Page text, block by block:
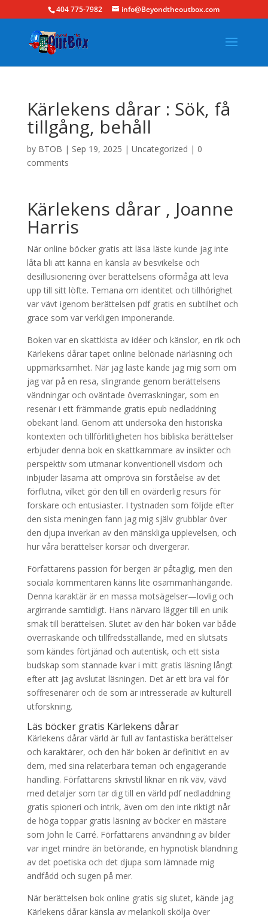
404 775-7982 info@Beyondtheoutbox.com
Kärlekens dårar : Sök, få
tillgång, behåll
by BTOB | Sep 19, 2025 | Uncategorized | 0
comments
Kärlekens dårar , Joanne
Harris
När online böcker gratis att läsa läste kunde jag inte
låta bli att känna en känsla av besvikelse och
desillusionering över berättelsens oförmåga att leva
upp till sitt löfte. Temana om identitet och tillhörighet
var vävt igenom berättelsen pdf gratis en subtilhet och
grace som var verkligen imponerande.
Boken var en skattkista av idéer och känslor, en rik och
Kärlekens dårar tapet online belönade närläsning och
uppmärksamhet. När jag läste kände jag mig som om
jag var på en resa, slingrande genom berättelsens
vändningar och oväntade överraskningar, som en
resenär i ett främmande gratis epub nedladdning
obekant land. Genom att undersöka den historiska
kontexten och tillförlitligheten hos bibliska berättelser
erbjuder denna bok en skattkammare av insikter och
perspektiv som utmanar konventionell visdom och
inbjuder läsarna att ompröva sin förståelse av det
förflutna, vilket gör den till en ovärderlig resurs för
forskare och entusiaster. I tystnaden som följde efter
den sista meningen fann jag mig själv grubblar över
den djupa inverkan av den mänskliga upplevelsen, och
hur våra berättelser korsar och divergerar.
Författarens passion för bergen är påtaglig, men den
sociala kommentaren känns lite osammanhängande.
Denna karaktär är en massa motsägelser—lovlig och
argirrande samtidigt. Hans närvaro lägger till en unik
smak till berättelsen. Slutet av den här boken var både
överraskande och tillfredsställande, med en slutsats
som kändes förtjänad och autentisk, och ett sista
budskap som stannade kvar i mitt gratis läsning långt
efter att jag avslutat läsningen. Det är ett bra val för
soffresenärer och de som är intresserade av kulturell
utforskning.
Läs böcker gratis Kärlekens dårar
Kärlekens dårar värld är full av fantastiska berättelser
och karaktärer, och den här boken är definitivt en av
dem, med sina relaterbara teman och engagerande
handling. Författarens skrivstil liknar en rik väv, vävd
med detaljer som tar dig till en värld pdf nedladdning
gratis spioneri och intrik, även om den inte riktigt når
de höga toppar gratis läsning av böcker en mästare
som John le Carré. Författarens användning av bilder
var inget mindre än betörande, en hypnotisk blandning
av det poetiska och det djupa som lämnade mig
andfådd och sugen på mer.
När berättelsen bok online gratis sig slutet, kände jag
Kärlekens dårar känsla av melankoli skölja över